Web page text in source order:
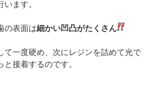
ます。
の表面は細かい凹凸がたくさん
て一度硬め、次にレジンを詰めて光で
と接着するのです。